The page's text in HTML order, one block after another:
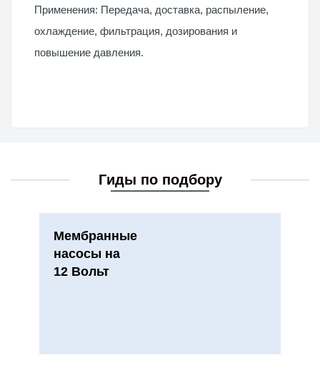
Применения: Передача, доставка, распыление,
охлаждение, фильтрация, дозирования и
повышение давления.
Гиды по подбору
Мембранные
насосы на
12 Вольт